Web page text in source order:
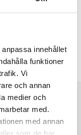
innehållet
funktioner
Vi
och annan
medier och
med.
med annan
man kan
av allt är
för gästernas